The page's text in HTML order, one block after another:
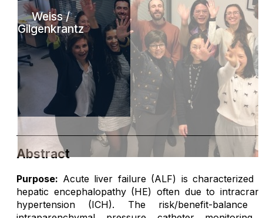
Weiss /
Gilgenkrantz
Abstract
Purpose: Acute liver failure (ALF) is characterized
hepatic encephalopathy (HE) often due to
hypertension (ICH). The risk/benefit-balance